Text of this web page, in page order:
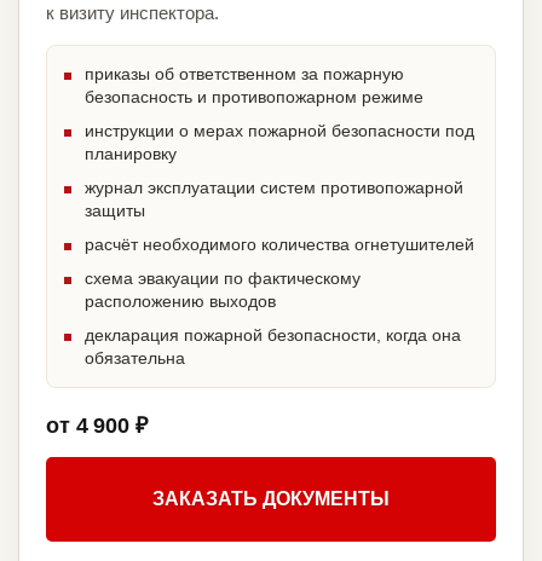
к визиту инспектора.
приказы об ответственном за пожарную
безопасность и противопожарном режиме
инструкции о мерах пожарной безопасности под
планировку
журнал эксплуатации систем противопожарной
защиты
расчёт необходимого количества огнетушителей
схема эвакуации по фактическому
расположению выходов
декларация пожарной безопасности, когда она
обязательна
от 4 900 ₽
ЗАКАЗАТЬ ДОКУМЕНТЫ